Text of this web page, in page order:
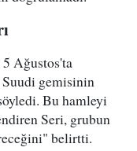
Ağustos'ta
Suudi gemisinin
Bu hamleyi
Seri, grubun
belirtti.